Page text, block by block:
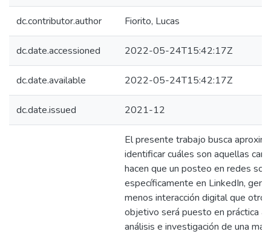
dc.contributor.author Fiorito, Lucas
dc.date.accessioned 2022-05-24T15:42:17Z
dc.date.available 2022-05-24T15:42:17Z
dc.date.issued 2021-12
El presente trabajo busca
identificar cuáles son aquellas
hacen que un posteo en redes
específicamente en LinkedIn,
menos interacción digital que
objetivo será puesto en práctica a
análisis e investigación de una